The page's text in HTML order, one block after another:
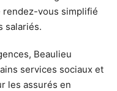
rendez-vous simplifié
salariés.
Beaulieu
services sociaux et
les assurés en